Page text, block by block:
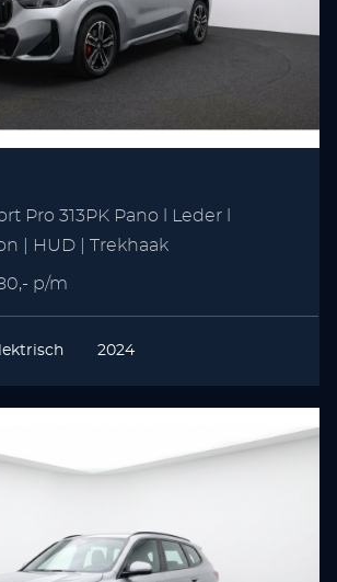
Pro 313PK Pano l Leder l
| HUD | Trekhaak
p/m
2024